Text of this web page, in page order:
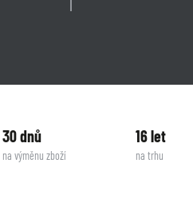
30 dnů
na výměnu zboží
16 let
na trhu